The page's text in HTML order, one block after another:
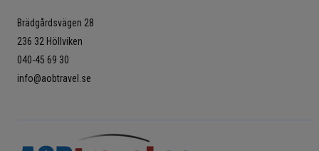
Brädgårdsvägen 28
236 32 Höllviken
040-45 69 30
info@aobtravel.se